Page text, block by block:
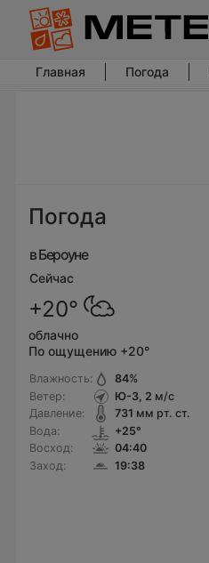
Главная Погода
Погода
в Бероуне
Сейчас
+20°
облачно
По ощущению +20°
Влажность:
Ветер:
Давление:
Вода:
Восход:
Заход:
84%
Ю-З, 2 м/с
731 мм рт. ст.
+25°
04:40
19:38